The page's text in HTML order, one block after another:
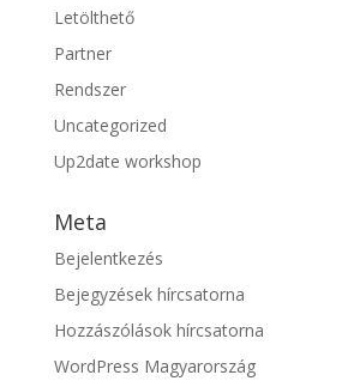
Letölthető
Partner
Rendszer
Uncategorized
Up2date workshop
Meta
Bejelentkezés
Bejegyzések hírcsatorna
Hozzászólások hírcsatorna
WordPress Magyarország